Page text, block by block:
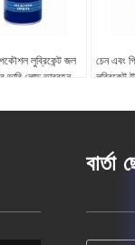
লুব্রিকেন্ট জল
ভারি লোড ভারবহন
চেন এবং
লুব্রিকেন্ট
বার্তা